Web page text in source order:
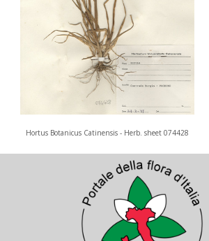
Hortus Botanicus Catinensis - Herb. sheet 074428